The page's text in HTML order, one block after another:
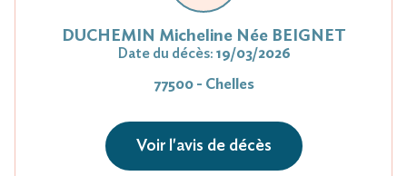
DUCHEMIN Micheline Née BEIGNET
Date du décès: 19/03/2026
77500 - Chelles
Voir l'avis de décès